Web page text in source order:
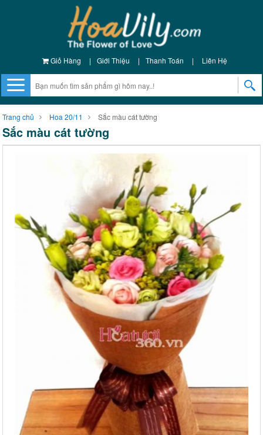
Giỏ Hàng | Giới Thiệu | Thanh Toán | Liên Hệ
Trang chủ Hoa 20/11 Sắc màu cát tường
Sắc màu cát tường